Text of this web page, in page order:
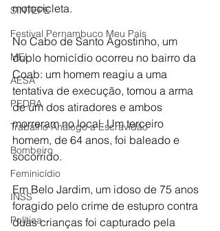
SINTEPE
Festival Pernambuco Meu País
MEI
AESA
PEDRA
Trabalho Análogo a Escravidão
Bombeiro
Feminicídio
INSS
Política
motocicleta.
No Cabo de Santo Agostinho, um
duplo homicídio ocorreu no bairro da
Coab: um homem reagiu a uma
tentativa de execução, tomou a arma
de um dos atiradores e ambos
morreram no local. Um terceiro
homem, de 64 anos, foi baleado e
socorrido.
Em Belo Jardim, um idoso de 75 anos
foragido pelo crime de estupro contra
duas crianças foi capturado pela